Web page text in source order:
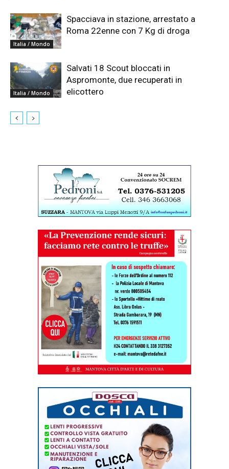
Italia / Mondo
Spacciava in stazione, arrestato a
Roma 22enne con 7 Kg di droga
Italia / Mondo
Salvati 18 Scout bloccati in
Aspromonte, due recuperati in
elicottero